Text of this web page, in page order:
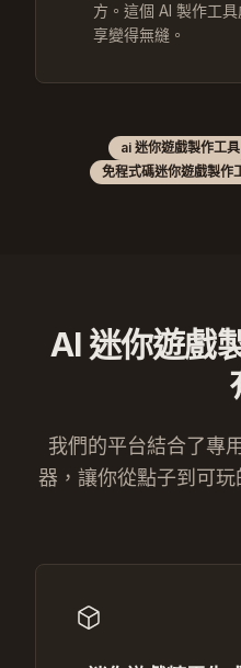
方。這個 AI 製作工
享變得無縫。
ai 迷你遊戲製作工具
免程式碼迷你遊戲製作
AI 迷你遊戲
我們的平台結合了專
器，讓你從點子到可玩